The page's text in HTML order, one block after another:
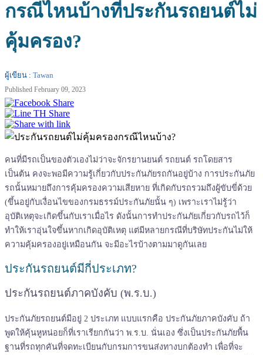
กรณีไหนบ้างที่ประกันรถยนต์ไม่
คุ้มครอง?
ผู้เขียน : Tawan
Published February 09, 2023
คนที่มีรถเป็นของตัวเองไม่ว่าจะจักรยานยนต์ รถยนต์ รถโดยสาร
เป็นต้น คงจะพอมีความรู้เกี่ยวกับประกันภัยรถกันอยู่บ้าง การประกันภัย
รถนั้นหมายถึงการคุ้มครองความเสียหาย ที่เกิดกับรถรวมถึงผู้ขับขี่ด้วย
(ขึ้นอยู่กับเงื่อนไขของกรมธรรม์ประกันภัยนั้น ๆ) เพราะเราไม่รู้ว่า
อุบัติเหตุจะเกิดขึ้นกับเราเมื่อไร ดังนั้นการทำประกันภัยเกี่ยวกับรถไว้ก็
ทำให้เราอุ่นใจขึ้นหากเกิดอุบัติเหตุ แต่มีหลายกรณีที่บริษัทประกันไม่ให้
ความคุ้มครองอยู่เหมือนกัน จะมีอะไรบ้างตามมาดูกันเลย
ประกันรถยนต์มีกี่ประเภท?
ประกันรถยนต์ภาคบังคับ (พ.ร.บ.)
ประกันภัยรถยนต์มีอยู่ 2 ประเภท แบบแรกคือ ประกันภัยภาคบังคับ ถ้า
พูดให้คุ้นหูหน่อยก็ที่เราเรียกกันว่า พ.ร.บ. นั่นเอง ซึ่งเป็นประกันภัยพื้น
ฐานที่รถทุกคันที่จดทะเบียนกับกรมการขนส่งทางบกต้องทำ เพื่อที่จะ